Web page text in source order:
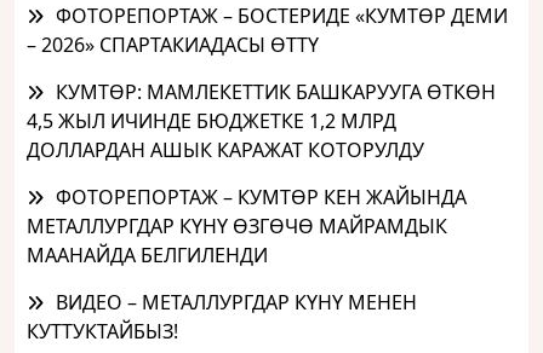
ФОТОРЕПОРТАЖ – БОСТЕРИДЕ «КУМТӨР ДЕМИ
– 2026» СПАРТАКИАДАСЫ ӨТТҮ
КУМТӨР: МАМЛЕКЕТТИК БАШКАРУУГА ӨТКӨН
4,5 ЖЫЛ ИЧИНДЕ БЮДЖЕТКЕ 1,2 МЛРД
ДОЛЛАРДАН АШЫК КАРАЖАТ КОТОРУЛДУ
ФОТОРЕПОРТАЖ – КУМТӨР КЕН ЖАЙЫНДА
МЕТАЛЛУРГДАР КҮНҮ ӨЗГӨЧӨ МАЙРАМДЫК
МААНАЙДА БЕЛГИЛЕНДИ
ВИДЕО – МЕТАЛЛУРГДАР КҮНҮ МЕНЕН
КУТТУКТАЙБЫЗ!